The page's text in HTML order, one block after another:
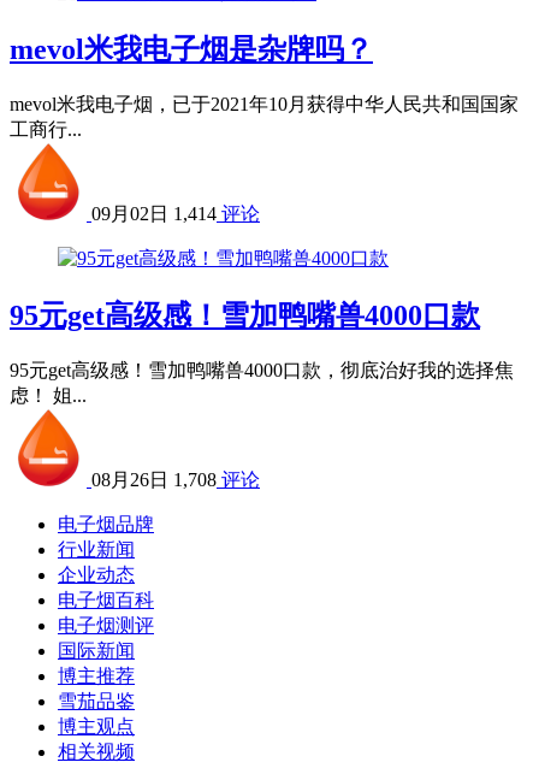
mevol米我电子烟是杂牌吗？
mevol米我电子烟，已于2021年10月获得中华人民共和国国家
工商行...
09月02日 1,414 评论
95元get高级感！雪加鸭嘴兽4000口款
95元get高级感！雪加鸭嘴兽4000口款，彻底治好我的选择焦
虑！ 姐...
08月26日 1,708 评论
电子烟品牌
行业新闻
企业动态
电子烟百科
电子烟测评
国际新闻
博主推荐
雪茄品鉴
博主观点
相关视频